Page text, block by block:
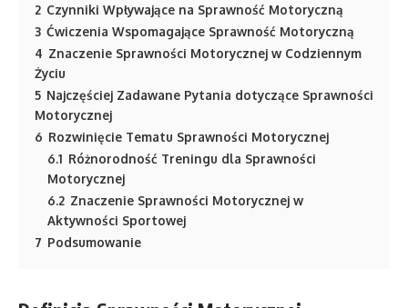
2 Czynniki Wpływające na Sprawność Motoryczną
3 Ćwiczenia Wspomagające Sprawność Motoryczną
4 Znaczenie Sprawności Motorycznej w Codziennym
Życiu
5 Najczęściej Zadawane Pytania dotyczące Sprawności
Motorycznej
6 Rozwinięcie Tematu Sprawności Motorycznej
6.1 Różnorodność Treningu dla Sprawności
Motorycznej
6.2 Znaczenie Sprawności Motorycznej w
Aktywności Sportowej
7 Podsumowanie